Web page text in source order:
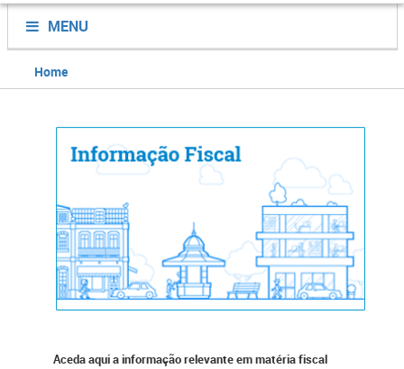
MENU
Home
Aceda aqui a informação r​elevante em matéria fiscal